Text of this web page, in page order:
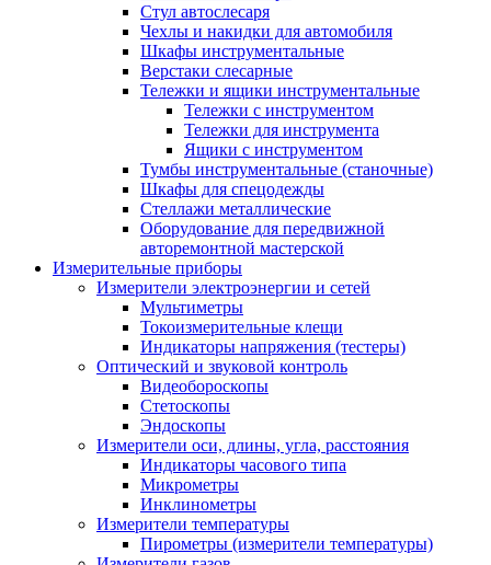
Стул автослесаря
Чехлы и накидки для автомобиля
Шкафы инструментальные
Верстаки слесарные
Тележки и ящики инструментальные
Тележки с инструментом
Тележки для инструмента
Ящики с инструментом
Тумбы инструментальные (станочные)
Шкафы для спецодежды
Стеллажи металлические
Оборудование для передвижной
авторемонтной мастерской
Измерительные приборы
Измерители электроэнергии и сетей
Мультиметры
Токоизмерительные клещи
Индикаторы напряжения (тестеры)
Оптический и звуковой контроль
Видеобороскопы
Стетоскопы
Эндоскопы
Измерители оси, длины, угла, расстояния
Индикаторы часового типа
Микрометры
Инклинометры
Измерители температуры
Пирометры (измерители температуры)